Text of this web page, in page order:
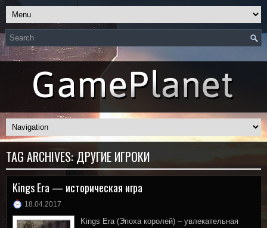
TAG ARCHIVES:ДРУГИЕ ИГРОКИ
Kings Era — историческая игра
18.04.2017
Kings Era (Эпоха королей) – увлекательная